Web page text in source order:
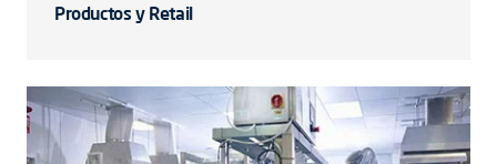
Productos y Retail